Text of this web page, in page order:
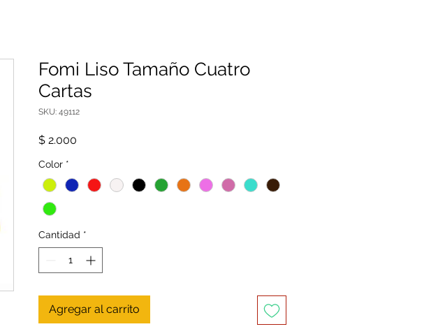
Fomi Liso Tamaño Cuatro
Cartas
SKU: 49112
$ 2.000
Color *
Cantidad *
Agregar al carrito